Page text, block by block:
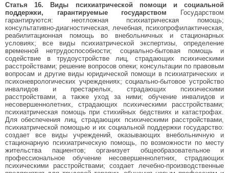
Статья 16. Виды психиатрической помощи и социальной
поддержки, гарантируемые государством Государством
гарантируются: неотложная психиатрическая помощь;
консультативно-диагностическая, лечебная, психопрофилактическая,
реабилитационная помощь во внебольничных и стационарных
условиях; все виды психиатрической экспертизы, определение
временной нетрудоспособности; социально-бытовая помощь и
содействие в трудоустройстве лиц, страдающих психическими
расстройствами; решение вопросов опеки; консультации по правовым
вопросам и другие виды юридической помощи в психиатрических и
психоневрологических учреждениях; социально-бытовое устройство
инвалидов и престарелых, страдающих психическими
расстройствами, а также уход за ними; обучение инвалидов и
несовершеннолетних, страдающих психическими расстройствами;
психиатрическая помощь при стихийных бедствиях и катастрофах.
Для обеспечения лиц, страдающих психическими расстройствами,
психиатрической помощью и их социальной поддержки государство:
создает все виды учреждений, оказывающих внебольничную и
стационарную психиатрическую помощь, по возможности по месту
жительства пациентов; организует общеобразовательное и
профессиональное обучение несовершеннолетних, страдающих
психическими расстройствами; создает лечебно-производственные